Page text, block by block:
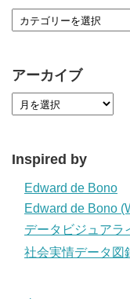
アーカイブ
Inspired by
Edward de Bono
Edward de Bono
データビジュアラ
社会実情データ図